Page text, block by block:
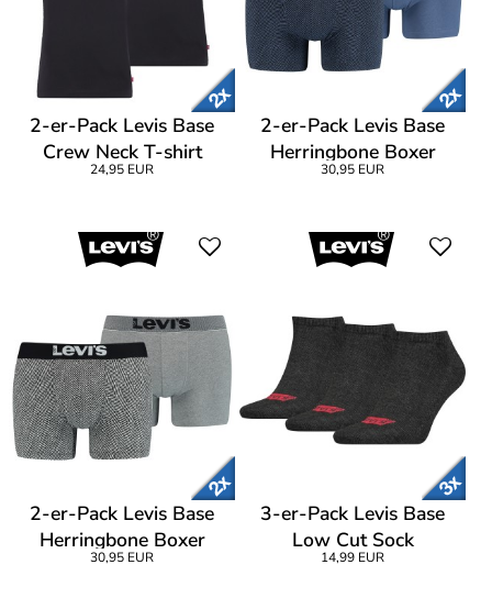
2-er-Pack Levis Base
Crew Neck T-shirt
24,95 EUR
2-er-Pack Levis Base
Herringbone Boxer
30,95 EUR
2-er-Pack Levis Base
Herringbone Boxer
30,95 EUR
3-er-Pack Levis Base
Low Cut Sock
14,99 EUR